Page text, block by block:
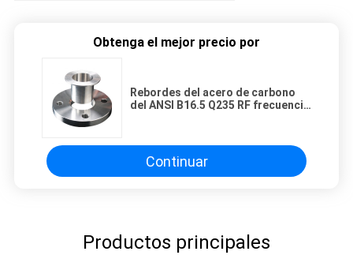
Obtenga el mejor precio por
Rebordes del acero de carbono
del ANSI B16.5 Q235 RF frecuencia
Continuar
Productos principales